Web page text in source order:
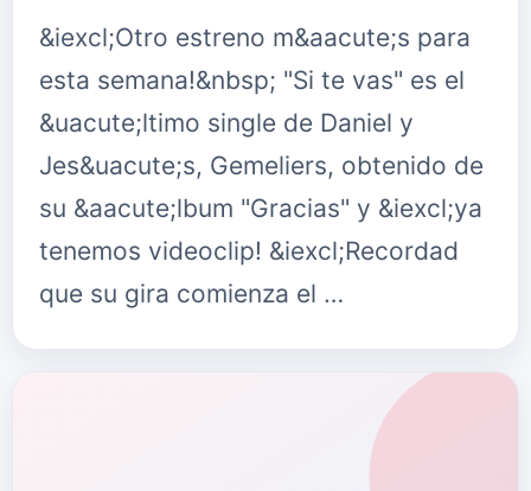
&iexcl;Otro estreno m&aacute;s para
esta semana!&nbsp; "Si te vas" es el
&uacute;ltimo single de Daniel y
Jes&uacute;s, Gemeliers, obtenido de
su &aacute;lbum "Gracias" y &iexcl;ya
tenemos videoclip! &iexcl;Recordad
que su gira comienza el …